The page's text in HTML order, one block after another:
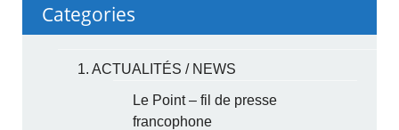
Categories
1. ACTUALITÉS / NEWS
Le Point – fil de presse
francophone